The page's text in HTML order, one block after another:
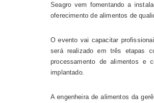
Seagro vem fomentando a
oferecimento de alimentos de
O evento vai capacitar
será realizado em três etapas
processamento de alimentos e
implantado.
A engenheira de alimentos da